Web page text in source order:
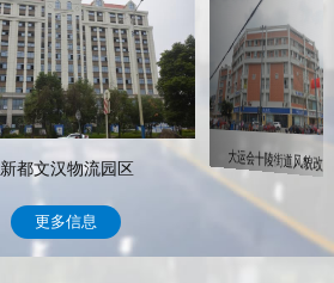
新都文汉物流园区 大运会十陵街道风貌改造
更多信息